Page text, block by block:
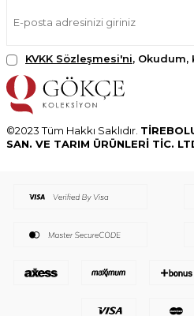
KVKK Sözleşmesi'ni, Okudum,
©2023 Tüm Hakkı Saklıdır.
SAN. VE TARIM ÜRÜNLERİ TİC.